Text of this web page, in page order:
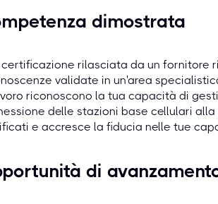
dimostrata
certificazione rilasciata da un fornitore
validate in un'area
riconoscono la tua capacità di
delle stazioni base cellulari
e accresce la fiducia nelle tue
di